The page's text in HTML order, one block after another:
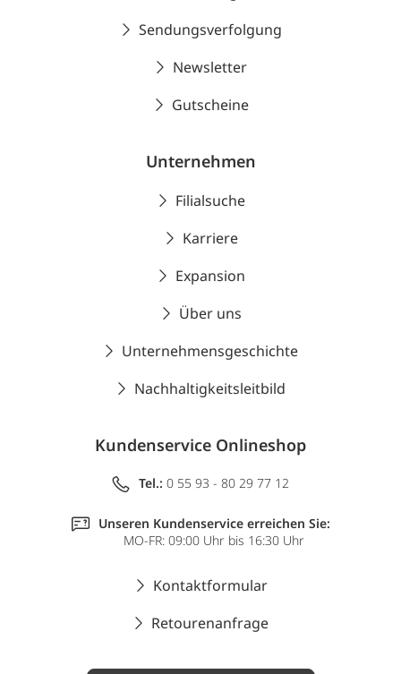
Sendungsverfolgung
Newsletter
Gutscheine
Unternehmen
Filialsuche
Karriere
Expansion
Über uns
Unternehmensgeschichte
Nachhaltigkeitsleitbild
Kundenservice Onlineshop
Tel.: 0 55 93 - 80 29 77 12
Unseren Kundenservice erreichen Sie:
MO-FR: 09:00 Uhr bis 16:30 Uhr
Kontaktformular
Retourenanfrage